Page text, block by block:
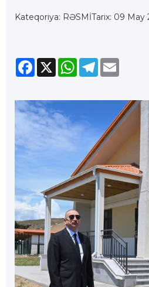
Kateqoriya: RƏSMİTarix: 09 May
Facebook
X WhatsApp
Telegram